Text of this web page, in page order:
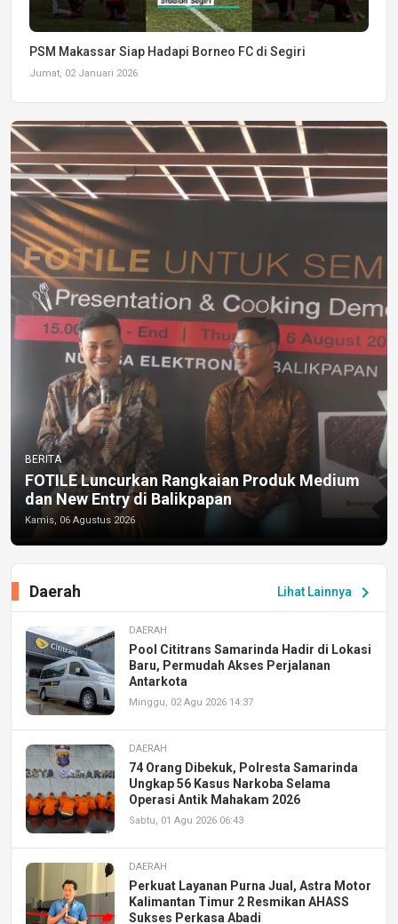
PSM Makassar Siap Hadapi Borneo FC di Segiri
Jumat, 02 Januari 2026
BERITA
FOTILE Luncurkan Rangkaian Produk Medium
dan New Entry di Balikpapan
Kamis, 06 Agustus 2026
Lihat Lainnya chevron_right
Daerah
DAERAH
Pool Cititrans Samarinda Hadir di Lokasi
Baru, Permudah Akses Perjalanan
Antarkota
Minggu, 02 Agu 2026 14:37
DAERAH
74 Orang Dibekuk, Polresta Samarinda
Ungkap 56 Kasus Narkoba Selama
Operasi Antik Mahakam 2026
Sabtu, 01 Agu 2026 06:43
DAERAH
Perkuat Layanan Purna Jual, Astra Motor
Kalimantan Timur 2 Resmikan AHASS
Sukses Perkasa Abadi